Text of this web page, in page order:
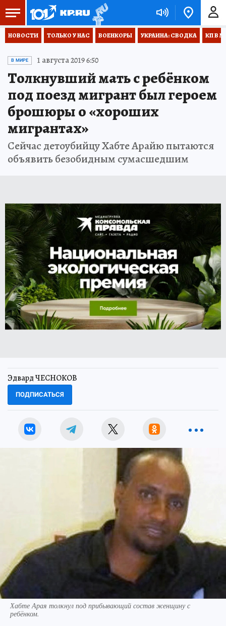
НОВОСТИ ТОЛЬКО У НАС ВОЕНКОРЫ УКРАИНА: СВОДКА КП В
В МИРЕ 1 августа 2019 6:50
Толкнувший мать с ребёнком
под поезд мигрант был героем
брошюры о «хороших
мигрантах»
Сейчас детоубийцу Хабте Арайю пытаются
объявить безобидным сумасшедшим
Эдвард ЧЕСНОКОВ
ПОДПИСАТЬСЯ
Хабте Арая толкнул под прибывающий состав женщину с
ребёнком.